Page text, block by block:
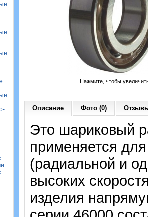
Нажмите, чтобы
Описание Фото (0)
Это шариковый
применяется
(радиальной и
высоких
изделия